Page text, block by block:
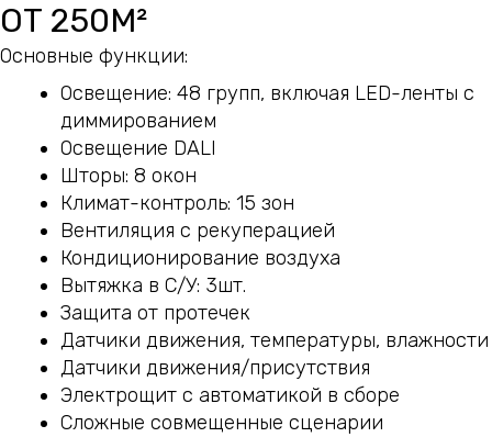
ОТ 250М²
Основные функции:
Освещение: 48 групп, включая LED-ленты с
диммированием
Освещение DALI
Шторы: 8 окон
Климат-контроль: 15 зон
Вентиляция с рекуперацией
Кондиционирование воздуха
Вытяжка в С/У: 3шт.
Защита от протечек
Датчики движения, температуры, влажности
Датчики движения/присутствия
Электрощит с автоматикой в сборе
Сложные совмещенные сценарии